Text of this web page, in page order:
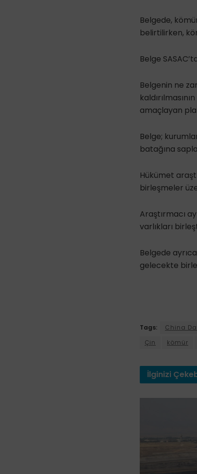
Belgede,
belirtilirken,
Belge
Belgenin ne
amaçlayan
Belge;
batağına
Hükümet
birleşmeler
Araştırmacı
varlıkları
Belgede
gelecekte
Tags: China
Çin
kömür
İlginizi